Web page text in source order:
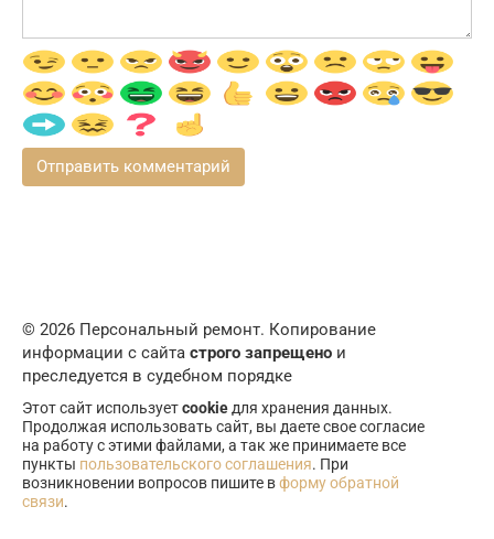
© 2026 Персональный ремонт. Копирование
информации с сайта строго запрещено и
преследуется в судебном порядке
Этот сайт используетcookieдля хранения данных.
Продолжая использовать сайт, вы даете свое согласие
на работу с этими файлами, а так же принимаете все
пункты пользовательского соглашения. При
возникновении вопросов пишите вформу обратной
связи.